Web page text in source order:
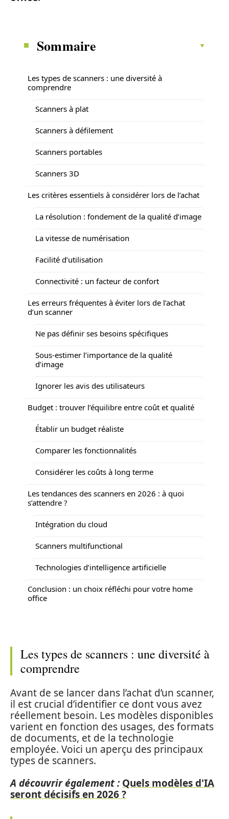
Sommaire
Les types de scanners : une diversité à
comprendre
Scanners à plat
Scanners à défilement
Scanners portables
Scanners 3D
Les critères essentiels à considérer lors de l’achat
La résolution : fondement de la qualité d’image
La vitesse de numérisation
Facilité d’utilisation
Connectivité : un facteur de confort
Les erreurs fréquentes à éviter lors de l’achat
d’un scanner
Ne pas définir ses besoins spécifiques
Sous-estimer l’importance de la qualité
d’image
Ignorer les avis des utilisateurs
Budget : trouver l’équilibre entre coût et qualité
Établir un budget réaliste
Comparer les fonctionnalités
Considérer les coûts à long terme
Les tendances des scanners en 2026 : à quoi
s’attendre ?
Intégration du cloud
Scanners multifunctional
Technologies d’intelligence artificielle
Conclusion : un choix réfléchi pour votre home
office
Les types de scanners : une diversité à
comprendre
Avant de se lancer dans l’achat d’un scanner,
il est crucial d’identifier ce dont vous avez
réellement besoin. Les modèles disponibles
varient en fonction des usages, des formats
de documents, et de la technologie
employée. Voici un aperçu des principaux
types de scanners.
A découvrir également : Quels modèles d'IA
seront décisifs en 2026 ?